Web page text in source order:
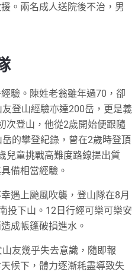
。兩名成人送院後不治，男
驗。陳姓老翁雖年過70，卻
登山經驗亦達200岳，更是義
次登山，他從2歲開始便跟隨
的攀登紀錄，曾在2歲時登頂
兒童挑戰高難度路線提出質
備相當經驗。
遇上颱風吹襲，登山隊在8月
投下山。12日行經可樂可樂安
成帳篷破損進水。
友幾乎失去意識，隨即報
候下，體力逐漸耗盡導致失